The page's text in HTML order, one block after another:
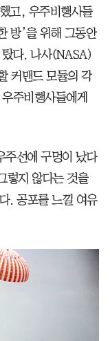
고, 우주비행사들
방’을 위해 그동안
탔다. 나사(NASA)
커맨드 모듈의 각
주비행사들에게
주선에 구멍이 났다
렇지 않다는 것을
. 공포를 느낄 여유